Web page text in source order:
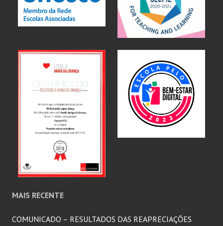
MAIS RECENTE
COMUNICADO – RESULTADOS DAS REAPRECIAÇÕES